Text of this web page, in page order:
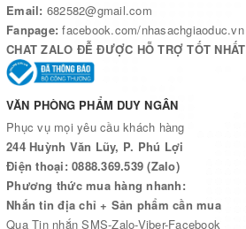
Email: 682582@gmail.com
Fanpage:facebook.com/nhasachgiaoduc.vn
CHAT ZALO ĐỄ ĐƯỢC HỖ TRỢ TỐT NHẤT
VĂN PHÒNG PHẨM DUY NGÂN
Phục vụ mọi yêu cầu khách hàng
244 Huỳnh Văn Lũy, P. Phú Lợi
Điện thoại: 0888.369.539 (Zalo)
Phương thức mua hàng nhanh:
Nhắn tin địa chỉ + Sản phẩm cần mua
Qua Tin nhắn SMS-Zalo-Viber-Facebook